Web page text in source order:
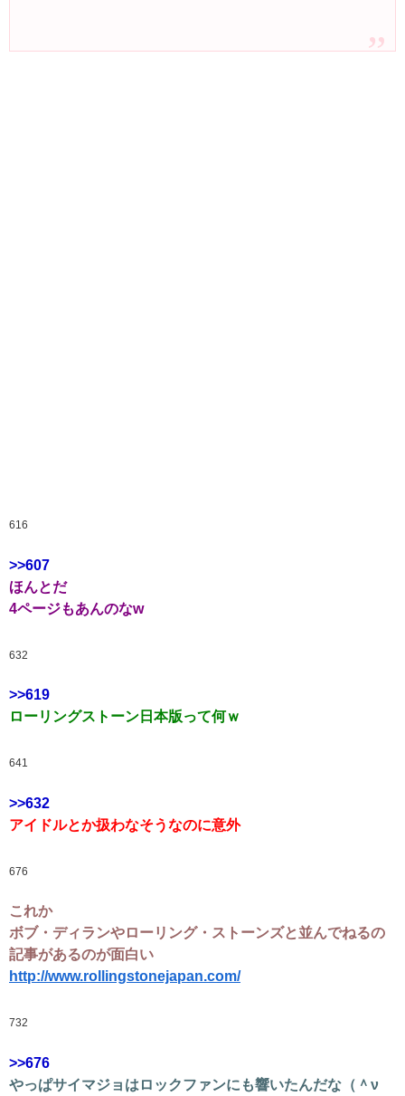
616
>>607
ほんとだ
4ページもあんのなw
632
>>619
ローリングストーン日本版って何ｗ
641
>>632
アイドルとか扱わなそうなのに意外
676
これか
ボブ・ディランやローリング・ストーンズと並んでねるの
記事があるのが面白い
http://www.rollingstonejapan.com/
732
>>676
やっぱサイマジョはロックファンにも響いたんだな（＾ν